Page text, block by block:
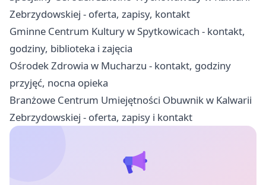
Zebrzydowskiej - oferta, zapisy, kontakt
Gminne Centrum Kultury w Spytkowicach - kontakt,
godziny, biblioteka i zajęcia
Ośrodek Zdrowia w Mucharzu - kontakt, godziny
przyjęć, nocna opieka
Branżowe Centrum Umiejętności Obuwnik w Kalwarii
Zebrzydowskiej - oferta, zapisy i kontakt